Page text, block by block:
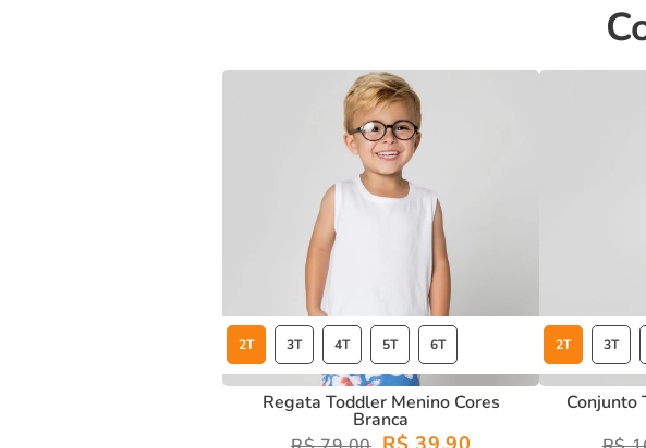
2T 3T 4T 5T 6T
Regata Toddler Menino Cores
Branca
2T 3T
Conjunto